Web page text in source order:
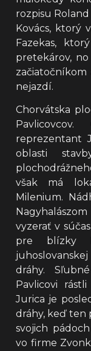
rozpisu
Kovács, ktorý
Fazekas,
pretekárov,
nejazdí.
Chorvátska
reprezentant
oblasti
však má
Milenium.
vyzerať v
pre blízky
dráhy.
Pavlicovi
Jurica je
dráhy, keď ten
svojich
vo firme